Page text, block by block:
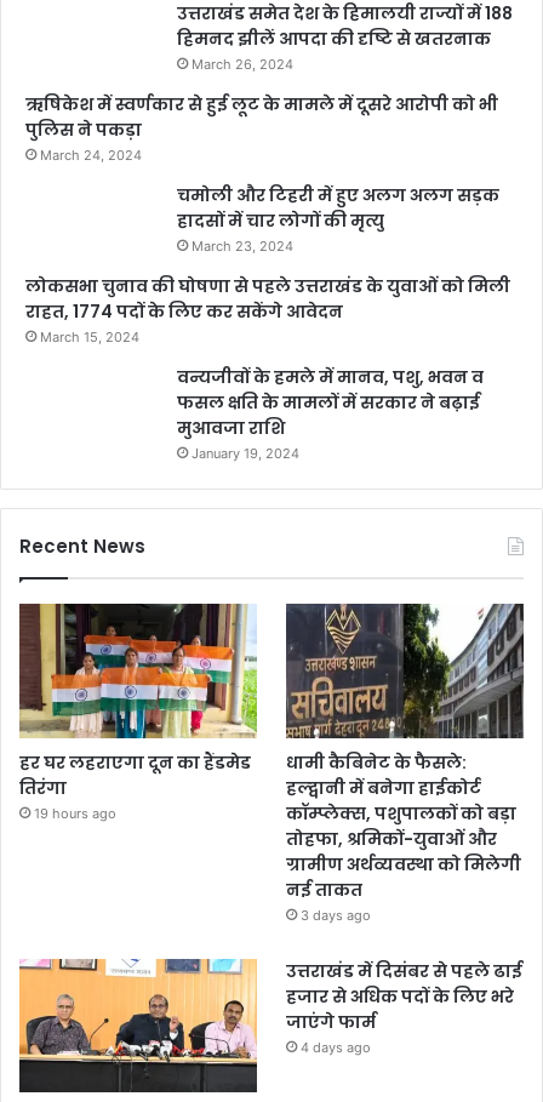
उत्तराखंड समेत देश के हिमालयी राज्यों में 188
हिमनद झीलें आपदा की दृष्टि से खतरनाक
March 26, 2024
ऋषिकेश में स्वर्णकार से हुई लूट के मामले में दूसरे आरोपी को भी
पुलिस ने पकड़ा
March 24, 2024
चमोली और टिहरी में हुए अलग अलग सड़क
हादसों में चार लोगों की मृत्यु
March 23, 2024
लोकसभा चुनाव की घोषणा से पहले उत्तराखंड के युवाओं को मिली
राहत, 1774 पदों के लिए कर सकेंगे आवेदन
March 15, 2024
वन्यजीवों के हमले में मानव, पशु, भवन व
फसल क्षति के मामलों में सरकार ने बढ़ाई
मुआवजा राशि
January 19, 2024
Recent News
हर घर लहराएगा दून का हैंडमेड
तिरंगा
19 hours ago
धामी कैबिनेट के फैसले:
हल्द्वानी में बनेगा हाईकोर्ट
कॉम्प्लेक्स, पशुपालकों को बड़ा
तोहफा, श्रमिकों-युवाओं और
ग्रामीण अर्थव्यवस्था को मिलेगी
नई ताकत
3 days ago
उत्तराखंड में दिसंबर से पहले ढाई
हजार से अधिक पदों के लिए भरे
जाएंगे फार्म
4 days ago